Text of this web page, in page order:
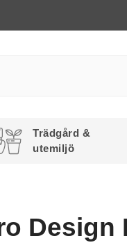
Trädgård &
utemiljö